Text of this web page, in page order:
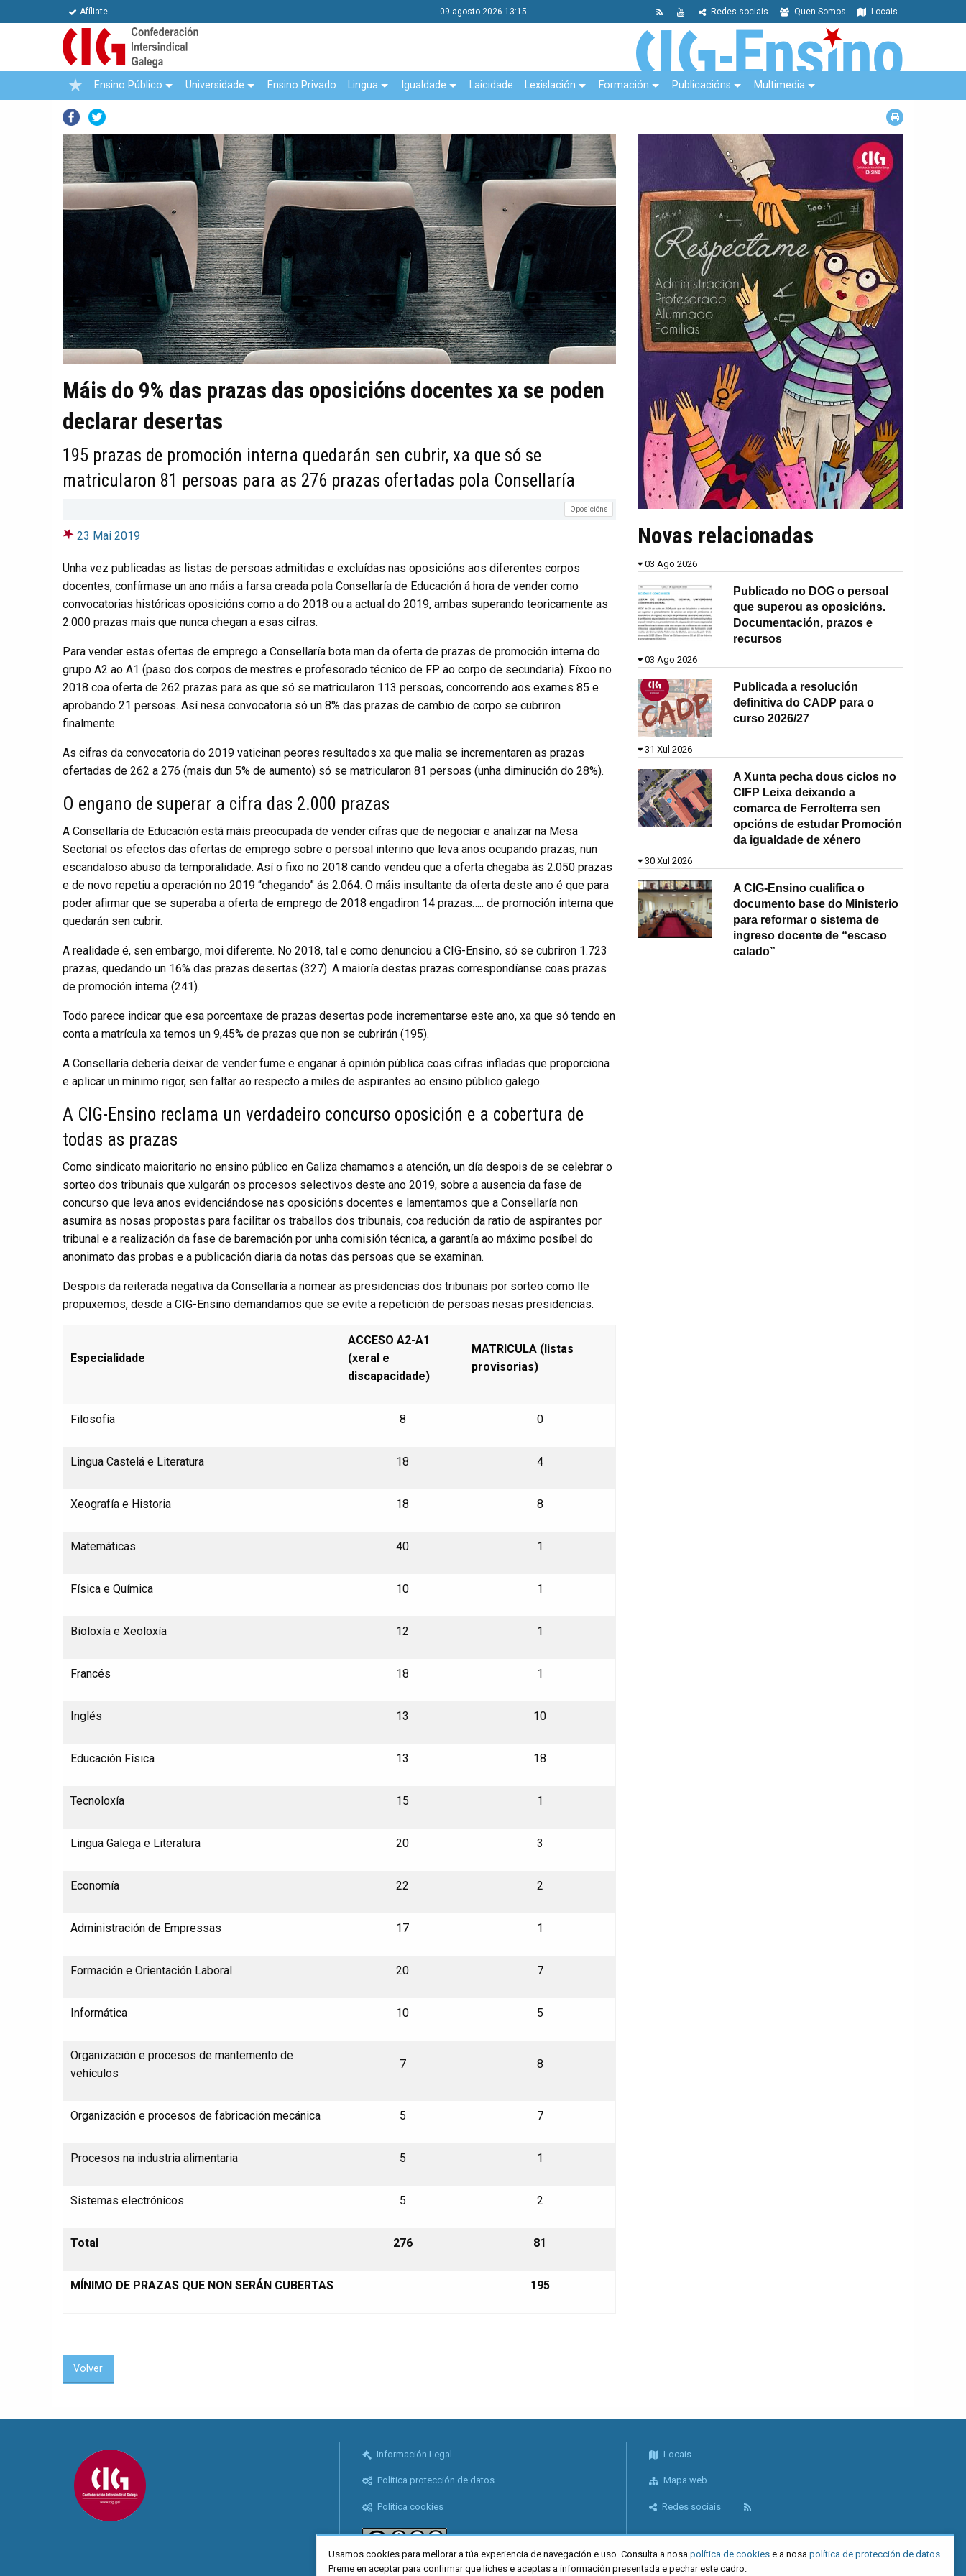
Afíliate 09 agosto 2026 13:15 Locais
Quen Somos
Redes sociais
Ensino Público Universidade Ensino Privado Lingua Igualdade Laicidade Lexislación Formación Publicacións Multimedia
Facebook
Máis do 9% das prazas das oposicións docentes xa se poden
declarar desertas
195 prazas de promoción interna quedarán sen cubrir, xa que só se
matricularon 81 persoas para as 276 prazas ofertadas pola Consellaría
Oposicións
23 Mai 2019
Unha vez publicadas as listas de persoas admitidas e excluídas nas oposicións aos diferentes corpos
docentes, confírmase un ano máis a farsa creada pola Consellaría de Educación á hora de vender como
convocatorias históricas oposicións como a do 2018 ou a actual do 2019, ambas superando teoricamente as
2.000 prazas mais que nunca chegan a esas cifras.
Para vender estas ofertas de emprego a Consellaría bota man da oferta de prazas de promoción interna do
grupo A2 ao A1 (paso dos corpos de mestres e profesorado técnico de FP ao corpo de secundaria). Fíxoo no
2018 coa oferta de 262 prazas para as que só se matricularon 113 persoas, concorrendo aos exames 85 e
aprobando 21 persoas. Así nesa convocatoria só un 8% das prazas de cambio de corpo se cubriron
finalmente.
As cifras da convocatoria do 2019 vaticinan peores resultados xa que malia se incrementaren as prazas
ofertadas de 262 a 276 (mais dun 5% de aumento) só se matricularon 81 persoas (unha diminución do 28%).
O engano de superar a cifra das 2.000 prazas
A Consellaría de Educación está máis preocupada de vender cifras que de negociar e analizar na Mesa
Sectorial os efectos das ofertas de emprego sobre o persoal interino que leva anos ocupando prazas, nun
escandaloso abuso da temporalidade. Así o fixo no 2018 cando vendeu que a oferta chegaba ás 2.050 prazas
e de novo repetiu a operación no 2019 “chegando” ás 2.064. O máis insultante da oferta deste ano é que para
poder afirmar que se superaba a oferta de emprego de 2018 engadiron 14 prazas….. de promoción interna que
quedarán sen cubrir.
A realidade é, sen embargo, moi diferente. No 2018, tal e como denunciou a CIG-Ensino, só se cubriron 1.723
prazas, quedando un 16% das prazas desertas (327). A maioría destas prazas correspondíanse coas prazas
de promoción interna (241).
Todo parece indicar que esa porcentaxe de prazas desertas pode incrementarse este ano, xa que só tendo en
conta a matrícula xa temos un 9,45% de prazas que non se cubrirán (195).
A Consellaría debería deixar de vender fume e enganar á opinión pública coas cifras infladas que proporciona
e aplicar un mínimo rigor, sen faltar ao respecto a miles de aspirantes ao ensino público galego.
A CIG-Ensino reclama un verdadeiro concurso oposición e a cobertura de
todas as prazas
Como sindicato maioritario no ensino público en Galiza chamamos a atención, un día despois de se celebrar o
sorteo dos tribunais que xulgarán os procesos selectivos deste ano 2019, sobre a ausencia da fase de
concurso que leva anos evidenciándose nas oposicións docentes e lamentamos que a Consellaría non
asumira as nosas propostas para facilitar os traballos dos tribunais, coa redución da ratio de aspirantes por
tribunal e a realización da fase de baremación por unha comisión técnica, a garantía ao máximo posíbel do
anonimato das probas e a publicación diaria da notas das persoas que se examinan.
Despois da reiterada negativa da Consellaría a nomear as presidencias dos tribunais por sorteo como lle
propuxemos, desde a CIG-Ensino demandamos que se evite a repetición de persoas nesas presidencias.
Especialidade
ACCESO A2-A1
(xeral e
discapacidade)
MATRICULA (listas
provisorias)
Filosofía 8 0
Lingua Castelá e Literatura 18 4
Xeografía e Historia 18 8
Matemáticas 40 1
Física e Química 10 1
Bioloxía e Xeoloxía 12 1
Francés 18 1
Inglés 13 10
Educación Física 13 18
Tecnoloxía 15 1
Lingua Galega e Literatura 20 3
Economía 22 2
Administración de Empressas 17 1
Formación e Orientación Laboral 20 7
Informática 10 5
Organización e procesos de mantemento de
vehículos
7 8
Organización e procesos de fabricación mecánica 5 7
Procesos na industria alimentaria 5 1
Sistemas electrónicos 5 2
Total 276 81
MÍNIMO DE PRAZAS QUE NON SERÁN CUBERTAS 195
Volver
Novas relacionadas
03 Ago 2026
Publicado no DOG o persoal
que superou as oposicións.
Documentación, prazos e
recursos
03 Ago 2026
Publicada a resolución
definitiva do CADP para o
curso 2026/27
31 Xul 2026
A Xunta pecha dous ciclos no
CIFP Leixa deixando a
comarca de Ferrolterra sen
opcións de estudar Promoción
da igualdade de xénero
30 Xul 2026
A CIG-Ensino cualifica o
documento base do Ministerio
para reformar o sistema de
ingreso docente de “escaso
calado”
Información Legal
Política protección de datos
Política cookies
Locais
Mapa web
Redes sociais
Usamos cookies para mellorar a túa experiencia de navegación e uso. Consulta a nosa política de cookies e a nosa política de protección de datos
Preme en aceptar para confirmar que liches e aceptas a información presentada e pechar este cadro.